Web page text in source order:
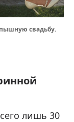
свадьбу.
лишь 30